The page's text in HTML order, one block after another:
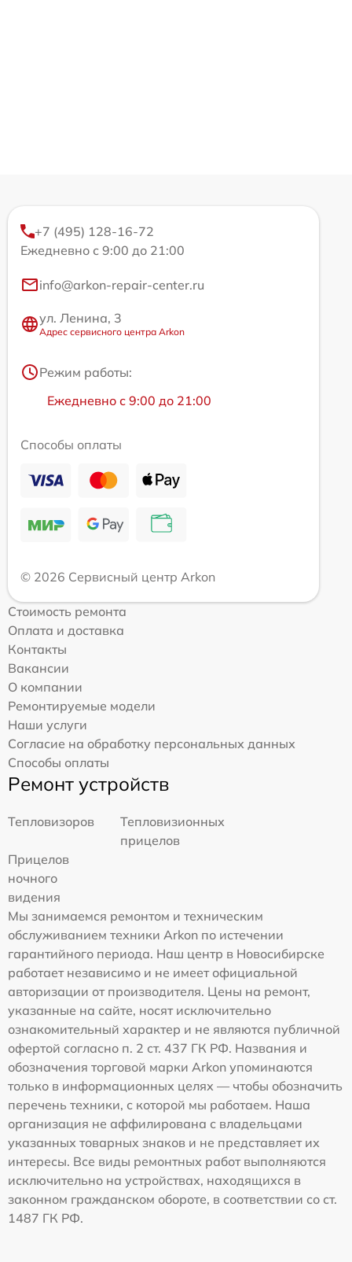
+7 (495) 128-16-72
Ежедневно с 9:00 до 21:00
info@arkon-repair-center.ru
ул. Ленина, 3
Адрес сервисного центра Arkon
Режим работы:
Ежедневно с 9:00 до 21:00
Способы оплаты
© 2026 Сервисный центр Arkon
Стоимость ремонта
Оплата и доставка
Контакты
Вакансии
О компании
Ремонтируемые модели
Наши услуги
Согласие на обработку персональных данных
Способы оплаты
Ремонт устройств
Тепловизоров
Тепловизионных
прицелов
Прицелов
ночного
видения
Мы занимаемся ремонтом и техническим
обслуживанием техники Arkon по истечении
гарантийного периода. Наш центр в Новосибирске
работает независимо и не имеет официальной
авторизации от производителя. Цены на ремонт,
указанные на сайте, носят исключительно
ознакомительный характер и не являются публичной
офертой согласно п. 2 ст. 437 ГК РФ. Названия и
обозначения торговой марки Arkon упоминаются
только в информационных целях — чтобы обозначить
перечень техники, с которой мы работаем. Наша
организация не аффилирована с владельцами
указанных товарных знаков и не представляет их
интересы. Все виды ремонтных работ выполняются
исключительно на устройствах, находящихся в
законном гражданском обороте, в соответствии со ст.
1487 ГК РФ.